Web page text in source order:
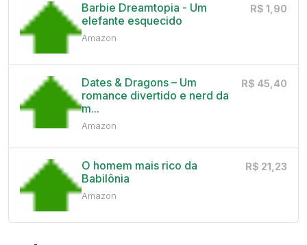
Barbie Dreamtopia - Um
elefante esquecido
Amazon
R$ 1,90
Dates & Dragons – Um
romance divertido e nerd da
m...
Amazon
R$ 45,40
O homem mais rico da
Babilônia
Amazon
R$ 21,23